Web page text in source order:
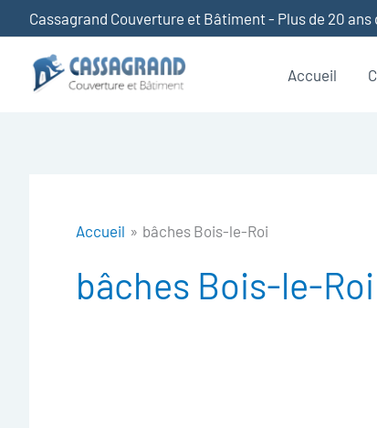
au
contenu
Cassagrand Couverture et Bâtiment - Plus de 20 ans
Accueil
Accueil bâches Bois-le-Roi
bâches Bois-le-Roi